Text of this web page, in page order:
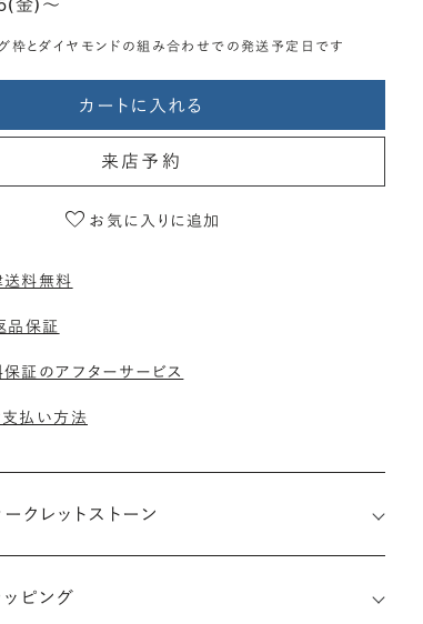
金)〜
枠とダイヤモンドの組み合わせでの発送予定日です
カートに入れる
来店予約
お気に入りに追加
料無料
品保証
証のアフターサービス
払い方法
クレットストーン
：アルファベット6文字まで刻印可能
ピング